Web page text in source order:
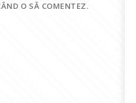
O SĂ COMENTEZ.